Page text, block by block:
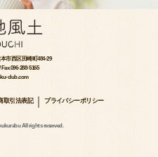
市西区田崎町484-29
Fax.096-288-5165
club.com
取引法表記 プライバシーポリシー
All rights reserved.